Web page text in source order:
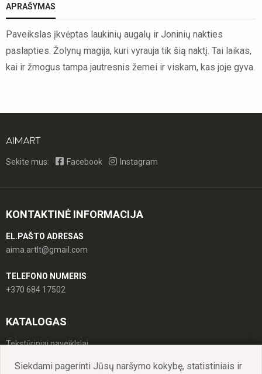
APRAŠYMAS
Paveikslas įkvėptas laukinių augalų ir Joninių nakties
paslapties. Žolynų magija, kuri vyrauja tik šią naktį. Tai laikas,
kai ir žmogus tampa jautresnis žemei ir viskam, kas joje gyva.
Siekdami pagerinti Jūsų naršymo kokybę, statistiniais ir
Sekite mus: Facebook Instagram
KONTAKTINĖ INFORMACIJA
EL.PAŠTO ADRESAS
aima.artlt@gmail.com
TELEFONO NUMERIS
+370 684 17502
KATALOGAS
Tekstūriniai paveiklslai